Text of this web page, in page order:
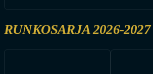
RUNKOSARJA 2026-2027